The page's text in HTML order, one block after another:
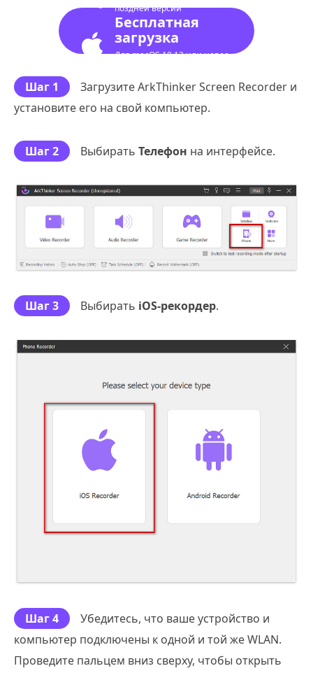
поздней версии
Бесплатная
загрузка
Для macOS 10.12 или новее
Шаг 1
Загрузите ArkThinker Screen Recorder и
установите его на свой компьютер.
Шаг 2 Выбирать Телефон на интерфейсе.
Шаг 3 Выбирать iOS-рекордер.
Шаг 4
Убедитесь, что ваше устройство и
компьютер подключены к одной и той же WLAN.
Проведите пальцем вниз сверху, чтобы открыть